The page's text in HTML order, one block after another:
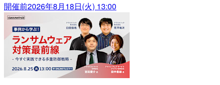
開催前2026年8月18日(火) 13:00